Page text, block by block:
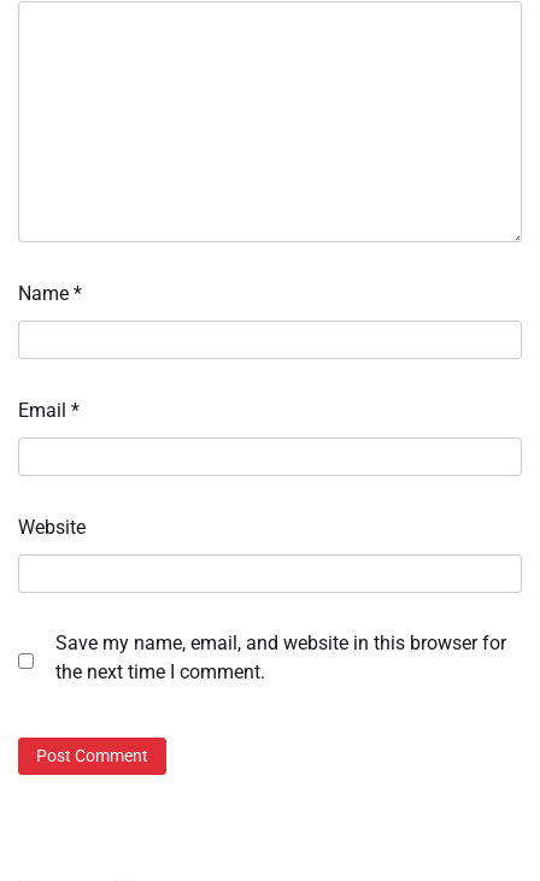
Name *
Email *
Website
Save my name, email, and website in this browser for
the next time I comment.